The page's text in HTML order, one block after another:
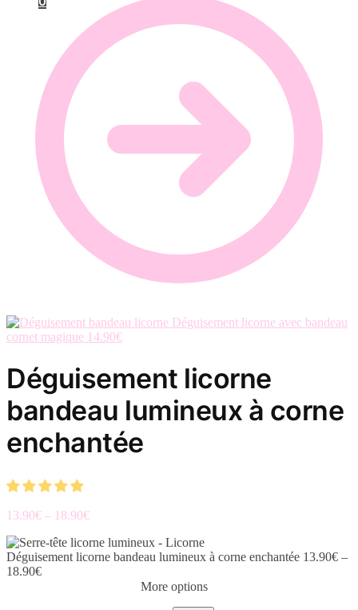
Déguisement licorne avec bandeau
cornet magique 14.90€
Déguisement licorne
bandeau lumineux à corne
enchantée
13.90€ – 18.90€
Déguisement licorne bandeau lumineux à corne enchantée 13.90€ –
18.90€
More options